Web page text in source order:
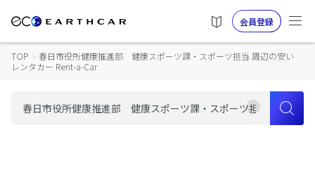
会員登録
TOP › 春日市役所健康推進部 健康スポーツ課・スポーツ担当 周辺の安い
レンタカー Rent-a-Car